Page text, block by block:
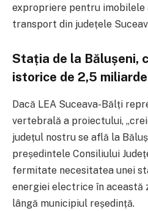
expropriere pentru
transport din județele
Stația de la Bălușeni,
istorice de 2,5
Dacă LEA Suceava-Bălți
vertebrală a proiectului,
județul nostru se află la
președintele Consiliului
fermitate necesitatea unei
energiei electrice în această
lângă municipiul reședință.